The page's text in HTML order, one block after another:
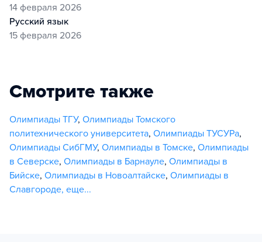
14 февраля 2026
русский язык
15 февраля 2026
Смотрите также
Олимпиады ТГУ, Олимпиады Томского
политехнического университета, Олимпиады ТУСУРа,
Олимпиады СибГМУ, Олимпиады в Томске, Олимпиады
в Северске, Олимпиады в Барнауле, Олимпиады в
Бийске, Олимпиады в Новоалтайске, Олимпиады в
Славгороде, еще...